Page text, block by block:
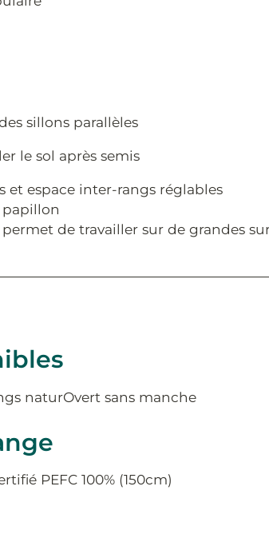
sillons parallèles
le sol après semis
et espace inter-rangs réglables
papillon
de travailler sur de grandes
naturOvert sans manche
PEFC 100% (150cm)